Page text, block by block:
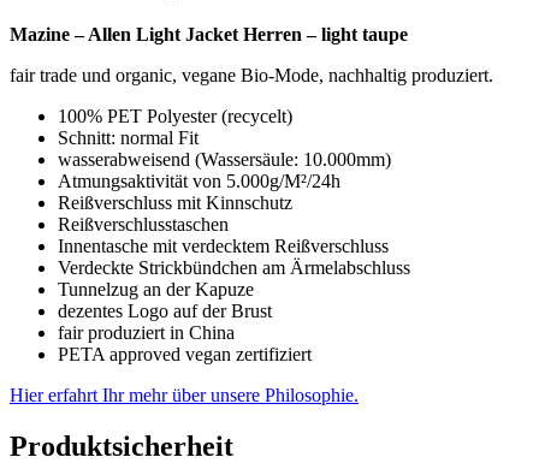
Mazine – Allen Light Jacket Herren – light taupe
fair trade und organic, vegane Bio-Mode, nachhaltig produziert.
100% PET Polyester (recycelt)
Schnitt: normal Fit
wasserabweisend (Wassersäule: 10.000mm)
Atmungsaktivität von 5.000g/M²/24h
Reißverschluss mit Kinnschutz
Reißverschlusstaschen
Innentasche mit verdecktem Reißverschluss
Verdeckte Strickbündchen am Ärmelabschluss
Tunnelzug an der Kapuze
dezentes Logo auf der Brust
fair produziert in China
PETA approved vegan zertifiziert
Hier erfahrt Ihr mehr über unsere Philosophie.
Produktsicherheit